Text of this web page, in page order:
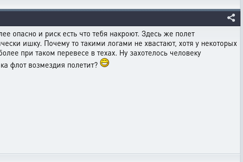
опасно и риск есть что тебя накроют. Здесь же полет
ишку. Почему то такими логами не хвастают, хотя у некоторых
при таком перевесе в техах. Ну захотелось человеку
флот возмездия полетит?